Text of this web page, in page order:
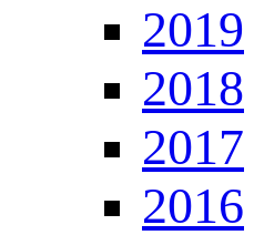
2019
2018
2017
2016